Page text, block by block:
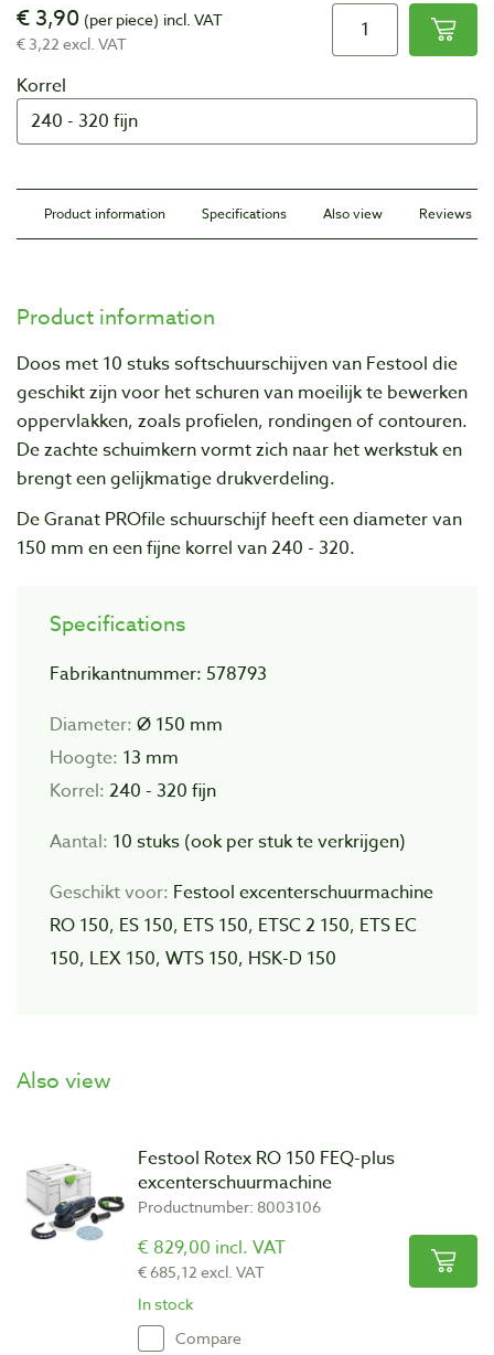
€ 3,90 (per piece) incl. VAT
€ 3,22 excl. VAT
Korrel
Product information Specifications Also view Reviews
Product information
Doos met 10 stuks softschuurschijven van Festool die
geschikt zijn voor het schuren van moeilijk te bewerken
oppervlakken, zoals profielen, rondingen of contouren.
De zachte schuimkern vormt zich naar het werkstuk en
brengt een gelijkmatige drukverdeling.
De Granat PROfile schuurschijf heeft een diameter van
150 mm en een fijne korrel van 240 - 320.
Specifications
Fabrikantnummer: 578793
Diameter: Ø 150 mm
Hoogte: 13 mm
Korrel: 240 - 320 fijn
Aantal: 10 stuks (ook per stuk te verkrijgen)
Geschikt voor: Festool excenterschuurmachine
RO 150, ES 150, ETS 150, ETSC 2 150, ETS EC
150, LEX 150, WTS 150, HSK-D 150
Also view
Festool Rotex RO 150 FEQ-plus
excenterschuurmachine
Productnumber: 8003106
€ 829,00 incl. VAT
€ 685,12 excl. VAT
In stock
Compare